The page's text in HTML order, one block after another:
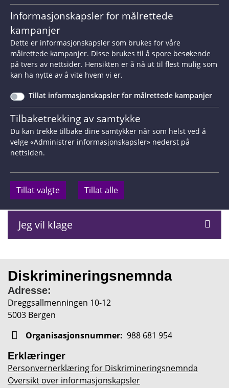
Informasjonskapsler for målrettede
kampanjer
Dette er informasjonskapsler som brukes for våre
målrettede kampanjer. Disse brukes til å spore besøkende
på tvers av nettsider. Hensikten er å nå ut til flest mulig som
kan ha nytte av å vite hvem vi er.
Tillat informasjonskapsler for målrettede kampanjer
Tilbaketrekking av samtykke
Du kan trekke tilbake dine samtykker når som helst ved å
velge «Administrer informasjonskapsler» nederst på
nettsiden.
Tillat valgte Tillat alle
Når du har sendt oss en klage, tar vi kontakt
med både deg og den du klager inn, for å få
vite hva som har skjedd. Det du sender til oss,
sender vi til den du klager inn, slik at denne
kan få komme med sin versjon. Når vi mener
at vi har de opplysningene vi trenger, avgjør vi
saken. Du kan få mer informasjon ved å
se
denne videoen om prosessen vår.
For at vi skal kunne avgjøre saken din, må vi
vite hvem du er. Derfor må du logge inn med
med BankID kan du sende oss
klageskjema i Word.
Jeg vil klage
Diskriminerings­nemnda
Adresse:
Dreggsallmenningen 10-12
5003 Bergen
Organisasjonsnummer: 988 681 954
Erklæringer
Personvernerklæring for Diskrimineringsnemnda
Oversikt over informasjonskapsler